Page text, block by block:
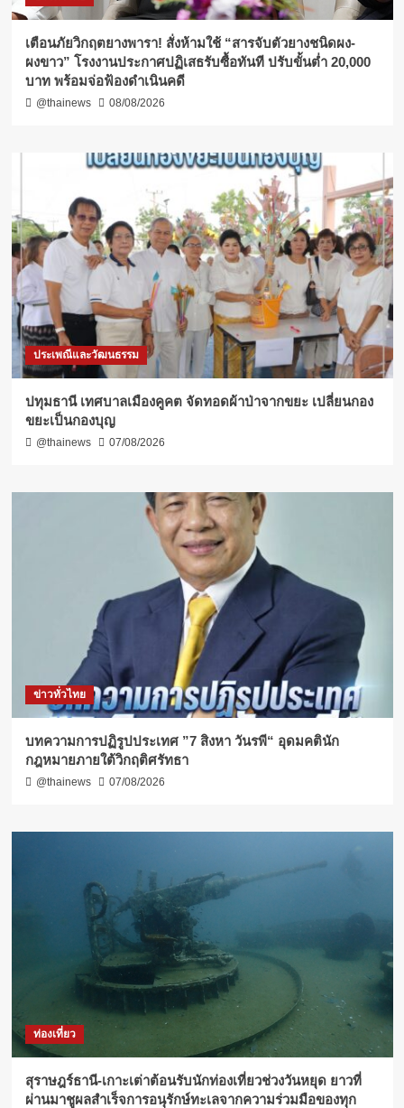
เตือนภัยวิกฤตยางพารา! สั่งห้ามใช้ “สารจับตัวยางชนิดผง-
ผงขาว” โรงงานประกาศปฏิเสธรับซื้อทันที ปรับขั้นต่ำ 20,000
บาท พร้อมจ่อฟ้องดำเนินคดี
@thainews 08/08/2026
ประเพณีและวัฒนธรรม
ปทุมธานี เทศบาลเมืองคูคต จัดทอดผ้าป่าจากขยะ เปลี่ยนกอง
ขยะเป็นกองบุญ
@thainews 07/08/2026
ข่าวทั่วไทย
บทความการปฏิรูปประเทศ ”7 สิงหา วันรพี“ อุดมคตินัก
กฎหมายภายใต้วิกฤติศรัทธา
@thainews 07/08/2026
ท่องเที่ยว
สุราษฎร์ธานี-เกาะเต่าต้อนรับนักท่องเที่ยวช่วงวันหยุด ยาวที่
ผ่านมาชูผลสำเร็จการอนุรักษ์ทะเลจากความร่วมมือของทุก